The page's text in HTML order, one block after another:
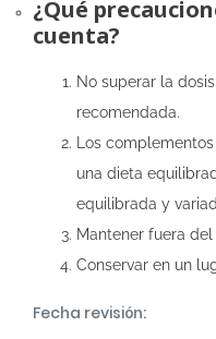
¿Qué
cuenta?
No superar la
recomendada.
Los
una dieta
equilibrada y
Mantener fuera
Conservar en un
Fecha revisión: